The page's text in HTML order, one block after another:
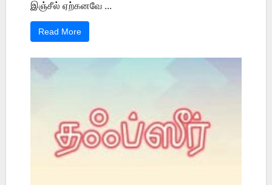
இஞ்சீல் ஏற்கனவே ...
Read More